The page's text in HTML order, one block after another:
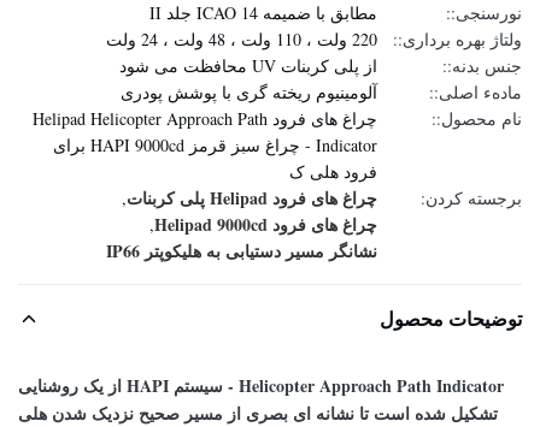
نورسنجی::
مطابق با ضمیمه 14 ICAO جلد II
ولتاژ بهره برداری::
220 ولت ، 110 ولت ، 48 ولت ، 24 ولت
جنس بدنه::
از پلی کربنات UV محافظت می شود
مادهء اصلی::
آلومینیوم ریخته گری با پوشش پودری
نام محصول::
چراغ های فرود Helipad Helicopter Approach Path
Indicator - چراغ سبز قرمز HAPI 9000cd برای
فرود هلی ک
برجسته کردن:
چراغ های فرود Helipad پلی کربنات ,
چراغ های فرود Helipad 9000cd ,
نشانگر مسیر دستیابی به هلیکوپتر IP66
توضیحات محصول
Helicopter Approach Path Indicator - سیستم HAPI از یک روشنایی
تشکیل شده است تا نشانه ای بصری از مسیر صحیح نزدیک شدن هلی